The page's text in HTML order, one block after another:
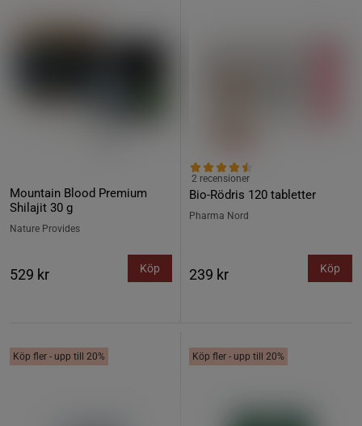
Mountain Blood Premium
Shilajit 30 g
Nature Provides
529 kr Köp
Bio-Rödris 120 tabletter
2 recensioner
Pharma Nord
239 kr Köp
Köp fler - upp till 20% Köp fler - upp till 20%